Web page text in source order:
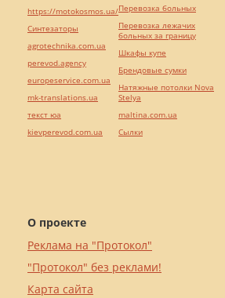
О проекте
Реклама на "Протокол"
"Протокол" без реклами!
Карта сайта
https://motokosmos.ua/
Синтезаторы
agrotechnika.com.ua
perevod.agency
europeservice.com.ua
mk-translations.ua
текст юа
kievperevod.com.ua
Перевозка больных
Перевозка лежачих
больных за границу
Шкафы купе
Брендовые сумки
Натяжные потолки Nova
Stelya
maltina.com.ua
Cылки